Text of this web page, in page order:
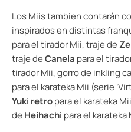
Los Miis tambien contarán
inspirados en distintas
para el tirador Mii, traje de
traje deCanela para el
tirador Mii, gorro de inkling
para el karateka Mii (serie
Yuki retropara el karateka
de Heihachi para el karateka